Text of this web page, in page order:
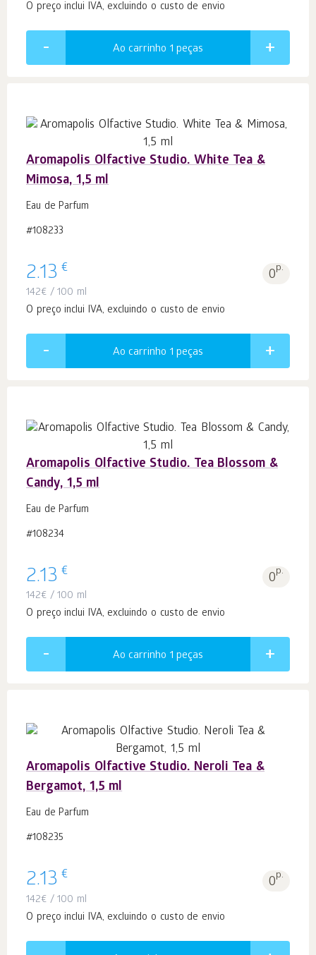
O preço inclui IVA, excluindo o custo de envio
Ao carrinho 1 peças
Aromapolis Olfactive Studio. White Tea &
Mimosa, 1,5 ml
Eau de Parfum
#108233
2.13 € 0p.
142€ / 100 ml
O preço inclui IVA, excluindo o custo de envio
Ao carrinho 1 peças
Aromapolis Olfactive Studio. Tea Blossom &
Candy, 1,5 ml
Eau de Parfum
#108234
2.13 € 0p.
142€ / 100 ml
O preço inclui IVA, excluindo o custo de envio
Ao carrinho 1 peças
Aromapolis Olfactive Studio. Neroli Tea &
Bergamot, 1,5 ml
Eau de Parfum
#108235
2.13 € 0p.
142€ / 100 ml
O preço inclui IVA, excluindo o custo de envio